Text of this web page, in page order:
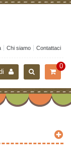
Chi siamo Contattaci
0